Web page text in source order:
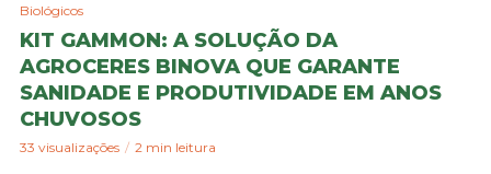
Biológicos
KIT GAMMON: A SOLUÇÃO DA
AGROCERES BINOVA QUE GARANTE
SANIDADE E PRODUTIVIDADE EM ANOS
CHUVOSOS
33 visualizações 2 min leitura